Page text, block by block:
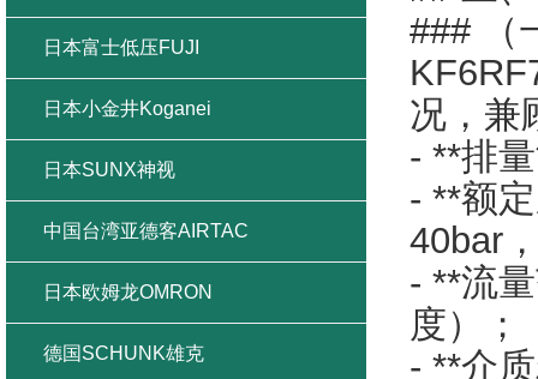
### （
况，兼
- **排
- **额
40bar
- **流
度）；
- **介
日本富士低压FUJI
日本小金井Koganei
日本SUNX神视
中国台湾亚德客AIRTAC
日本欧姆龙OMRON
德国SCHUNK雄克